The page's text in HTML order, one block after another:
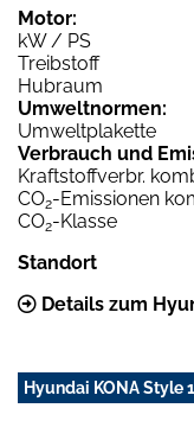
Motor:
kW / PS
Treibstoff
Hubraum
Umweltnormen:
Umweltplakette
Verbrauch und
Kraftstoffverbr.
CO2-Emissionen
CO2-Klasse
Standort
Details zum
Hyundai KONA Style